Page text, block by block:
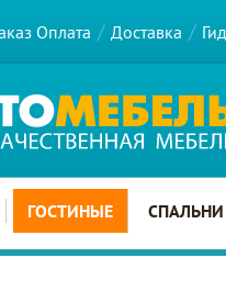
Оплата Доставка
ГОСТИНЫЕ СПАЛЬНИ